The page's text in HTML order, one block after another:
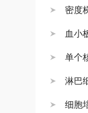
密度
血小
单个
淋巴
细胞